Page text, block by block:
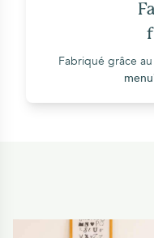
Fabriqué grâce